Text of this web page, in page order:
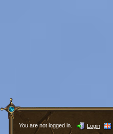
You are not logged in. Login